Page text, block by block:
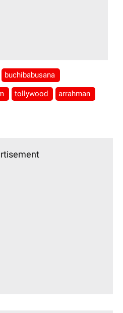
buchibabusana
tollywood arrahman